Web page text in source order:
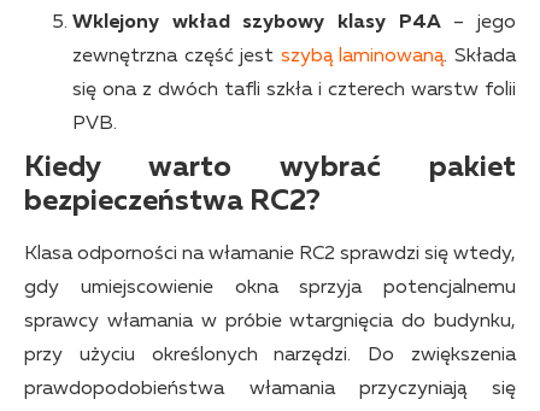
Wklejony wkład szybowy klasy P4A– jego
zewnętrzna część jest szybą laminowaną. Składa
się ona z dwóch tafli szkła i czterech warstw folii
PVB.
Kiedy warto wybrać pakiet
bezpieczeństwa RC2?
Klasa odporności na włamanie RC2 sprawdzi się wtedy,
gdy umiejscowienie okna sprzyja potencjalnemu
sprawcy włamania w próbie wtargnięcia do budynku,
przy użyciu określonych narzędzi. Do zwiększenia
prawdopodobieństwa włamania przyczyniają się